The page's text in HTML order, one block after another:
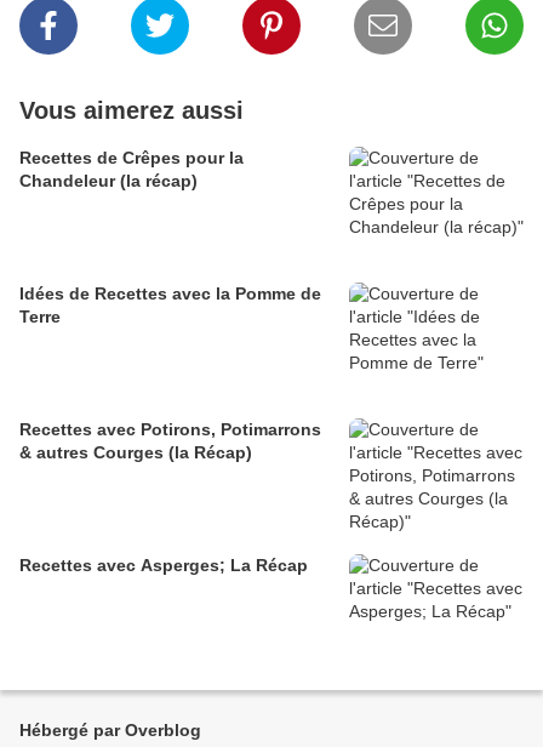
Vous aimerez aussi
Recettes de Crêpes pour la
Chandeleur (la récap)
Idées de Recettes avec la Pomme de
Terre
Recettes avec Potirons, Potimarrons
& autres Courges (la Récap)
Recettes avec Asperges; La Récap
Hébergé par Overblog